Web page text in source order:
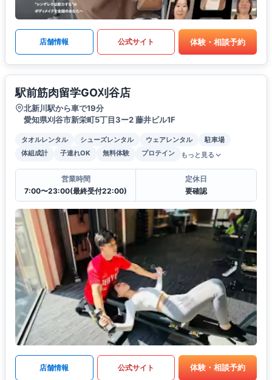
店舗情報 公式サイト 体験・相談予約
駅前筋肉留学GO刈谷店
北新川駅から車で19分
愛知県刈谷市新栄町5丁目3ー2 藤井ビル1F
タオルレンタル シューズレンタル ウェアレンタル
駐車場
体組成計
子連れOK 無料体験 プロテイン もっと見る
営業時間
7:00〜23:00(最終受付22:00)
定休日
要確認
店舗情報 公式サイト 体験・相談予約